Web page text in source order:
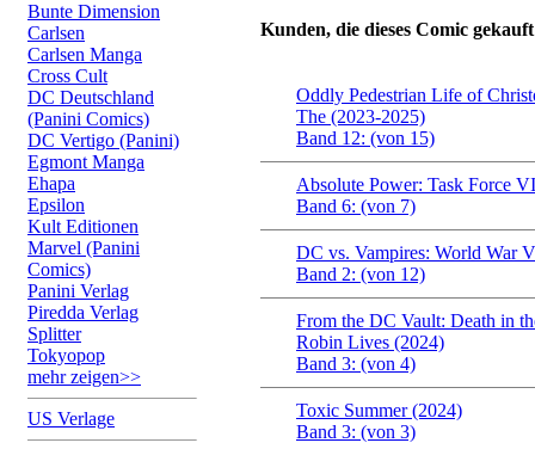
Bunte Dimension
Carlsen
Carlsen Manga
Cross Cult
DC Deutschland
(Panini Comics)
DC Vertigo (Panini)
Egmont Manga
Ehapa
Epsilon
Kult Editionen
Marvel (Panini
Comics)
Panini Verlag
Piredda Verlag
Splitter
Tokyopop
mehr zeigen>>
US Verlage
Kunden, die dieses Comic
Oddly Pedestrian Life of
The (2023-2025)
Band 12: (von 15)
Absolute Power: Task Force
Band 6: (von 7)
DC vs. Vampires: World War
Band 2: (von 12)
From the DC Vault: Death in
Robin Lives (2024)
Band 3: (von 4)
Toxic Summer (2024)
Band 3: (von 3)